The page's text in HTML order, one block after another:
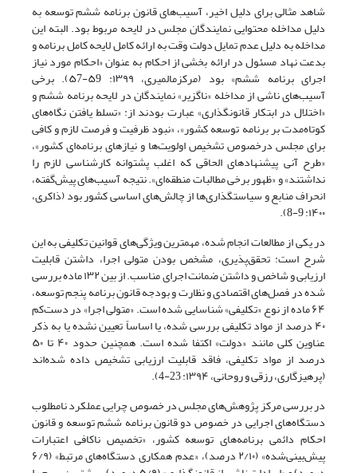
شاهد مثالی برای دلیل اخیر، آسیب‌های قانون برنامه ششم توسعه به
دلیل مداخله محتوایی نمایندگان مجلس در لایحه مربوط بود. البته این
مداخله به دلیل عدم تمایل دولت وقت به ارائه کامل لایحه کامل برنامه و
بدعت نهاد مسئول در ارائه بخشی از احکام به عنوان «احکام مورد نیاز
اجرای برنامه ششم» بود (‌‌مرکزمالمیری، ۱۳۹۹: ۵9-۵7). برخی
آسیب‌های ناشی از مداخله‌ «ناگزیر» نمایندگان در لایحه برنامه ششم و
«اختلال در ابتکار قانونگذاری» عبارت بودند از: «تسلط یافتن نگاه‌های
کوتاه‌مدت بر برنامه توسعه کشور»، «نبود ظرفیت و فرصت لازم و کافی
برای مجلس درخصوص تشخیص اولویت‌ها و نیازهای برنامه‌ای کشور»،
«طرح آنی پیشنهادهای الحاقی که اغلب پشتوانه کارشناسی لازم را
نداشتند»‌ و «ظهور برخی مطالبات منطقه‌ای». نتیجه آسیب‌های پیش‌گفته،
انحراف منابع و سیاستگذاری‌ها از چالش‌های اساسی کشور بود (ذاکری،
۱۴۰۰: 9-8).
در یکی از مطالعات انجام ‌شده، مهمترین ویژگی‌های قوانین تکلیفی به این
شرح است: تحقق‌پذیری، مشخص بودن متولی اجرا، داشتن قابلیت
ارزیابی و شاخص‌ و داشتن ضمانت اجرای مناسب. از بین ۱۳۲ ماده بررسی
‌شده در فصل‌های اقتصادی و نظارت و بودجه قانون برنامه پنجم توسعه،
۶۴ ماده از نوع «تکلیفی» شناسایی شده است. «متولی اجرا» در دست‌کم
۴۰ درصد از مواد تکلیفی بررسی ‌شده، یا اساساً تعیین نشده یا به ذکر
عناوین کلی مانند «دولت» اکتفا شده است. همچنین حدود ۴۰ تا ۵۰
درصد از مواد تکلیفی، فاقد قابلیت ارزیابی تشخیص داده شده‌اند
(پرهیزگاری، رزقی و روحانی، ‌۱۳۹۴: 23-4).
در بررسی مرکز پژوهش‌های مجلس در خصوص چرایی عملکرد نامطلوب
دستگاه‌های اجرایی در خصوص دو قانون برنامه ششم توسعه و قانون
احکام دائمی برنامه‌های توسعه کشور، «تخصیص ناکافی اعتبارات
پیش‌بینی‌شده» (۲/۱۰ درصد)، «عدم همکاری دستگاه‌های مرتبط» (۶/۹